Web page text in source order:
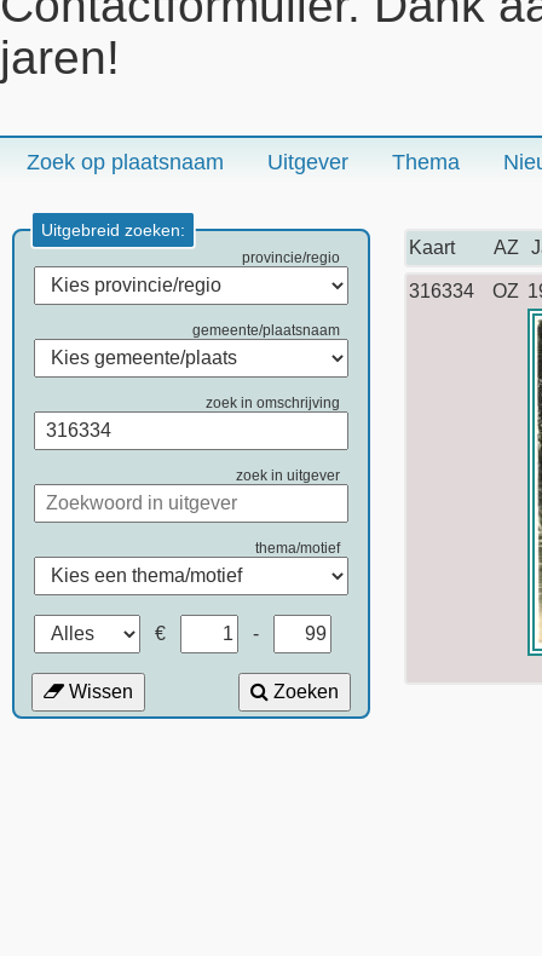
jaren!
Zoek op plaatsnaam Uitgever Thema
Uitgebreid zoeken:
provincie/regio
gemeente/plaatsnaam
zoek in omschrijving
zoek in uitgever
thema/motief
€ -
Wissen Zoeken
Kaart AZ
316334 OZ